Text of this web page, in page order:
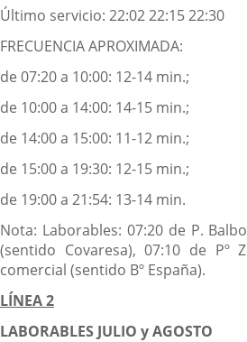
Último servicio: 22:02 22:15 22:30
FRECUENCIA APROXIMADA:
de 07:20 a 10:00: 12-14 min.;
de 10:00 a 14:00: 14-15 min.;
de 14:00 a 15:00: 11-12 min.;
de 15:00 a 19:30: 12-15 min.;
de 19:00 a 21:54: 13-14 min.
Nota: Laborables: 07:20 de P.
(sentido Covaresa), 07:10 de Pº
comercial (sentido Bº España).
LÍNEA 2
LABORABLES JULIO y AGOSTO